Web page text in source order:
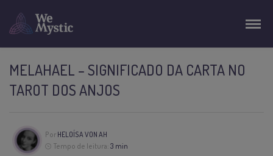
MELAHAEL – SIGNIFICADO DA CARTA NO
TAROT DOS ANJOS
Por HELOÍSA VON AH
Tempo de leitura: 3 min